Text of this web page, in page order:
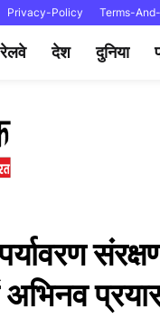
Privacy-Policy Terms-
रेलवे देश दुनिया